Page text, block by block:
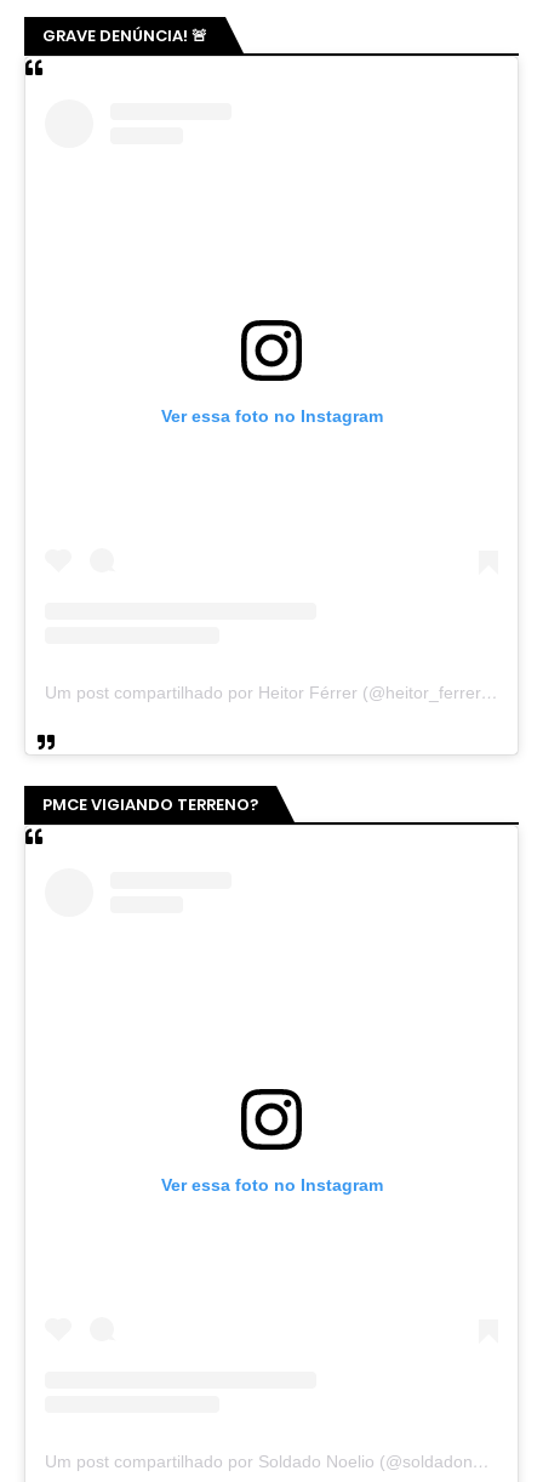
GRAVE DENÚNCIA! 🚨
Ver essa foto no Instagram
Um post compartilhado por Heitor Férrer (@heitor_ferrer77)
PMCE VIGIANDO TERRENO?
Ver essa foto no Instagram
Um post compartilhado por Soldado Noelio (@soldadonoelio)